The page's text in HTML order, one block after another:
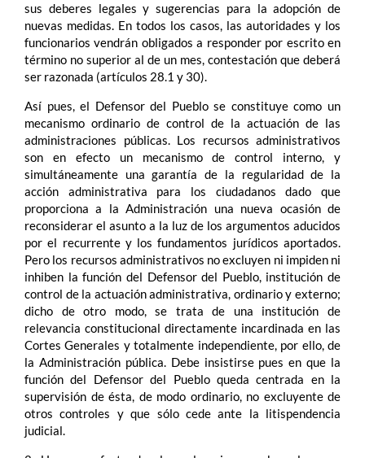
sus deberes legales y sugerencias para la adopción de
nuevas medidas. En todos los casos, las autoridades y los
funcionarios vendrán obligados a responder por escrito en
término no superior al de un mes, contestación que deberá
ser razonada (artículos 28.1 y 30).
Así pues, el Defensor del Pueblo se constituye como un
mecanismo ordinario de control de la actuación de las
administraciones públicas. Los recursos administrativos
son en efecto un mecanismo de control interno, y
simultáneamente una garantía de la regularidad de la
acción administrativa para los ciudadanos dado que
proporciona a la Administración una nueva ocasión de
reconsiderar el asunto a la luz de los argumentos aducidos
por el recurrente y los fundamentos jurídicos aportados.
Pero los recursos administrativos no excluyen ni impiden ni
inhiben la función del Defensor del Pueblo, institución de
control de la actuación administrativa, ordinario y externo;
dicho de otro modo, se trata de una institución de
relevancia constitucional directamente incardinada en las
Cortes Generales y totalmente independiente, por ello, de
la Administración pública. Debe insistirse pues en que la
función del Defensor del Pueblo queda centrada en la
supervisión de ésta, de modo ordinario, no excluyente de
otros controles y que sólo cede ante la litispendencia
judicial.